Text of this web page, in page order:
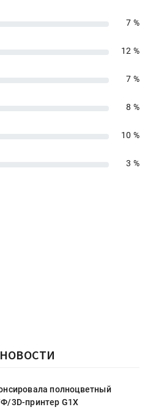
7 %
12 %
7 %
8 %
10 %
3 %
полноцветный
3D-принтер G1X